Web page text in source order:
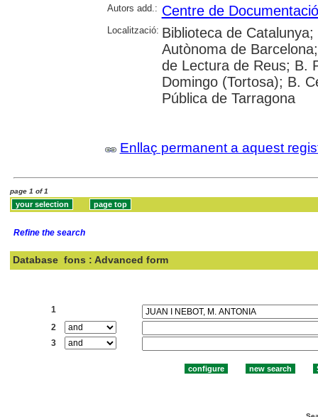
Autors add.: Centre de
Localització: Biblioteca de
Autònoma de
de Lectura de Reus; B.
Domingo (Tortosa); B.
Pública de Tarragona
Enllaç permanent a aquest
page 1 of 1
Refine the search
Database fons : Advanced form
1
2
3